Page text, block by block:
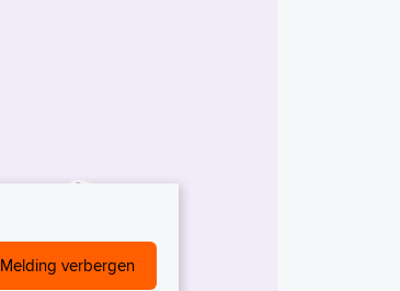
Melding verbergen